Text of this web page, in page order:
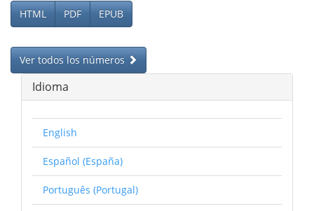
HTML PDF EPUB
Ver todos los números
Idioma
English
Español (España)
Português (Portugal)